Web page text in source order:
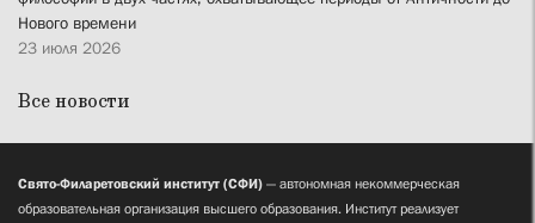
Нового времени
23 июля 2026
Все новости
Свято-Филаретовский институт (СФИ) — автономная некоммерческая
образовательная организация высшего образования. Институт реализует